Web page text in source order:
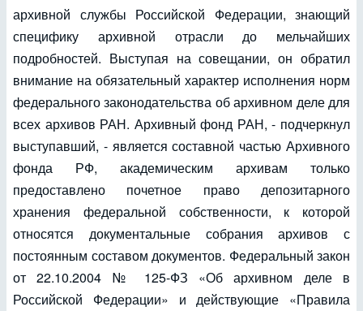
архивной службы Российской Федерации, знающий
специфику архивной отрасли до мельчайших
подробностей. Выступая на совещании, он обратил
внимание на обязательный характер исполнения норм
федерального законодательства об архивном деле для
всех архивов РАН. Архивный фонд РАН, - подчеркнул
выступавший, - является составной частью Архивного
фонда РФ, академическим архивам только
предоставлено почетное право депозитарного
хранения федеральной собственности, к которой
относятся документальные собрания архивов с
постоянным составом документов. Федеральный закон
от 22.10.2004 № 125-ФЗ «Об архивном деле в
Российской Федерации» и действующие «Правила